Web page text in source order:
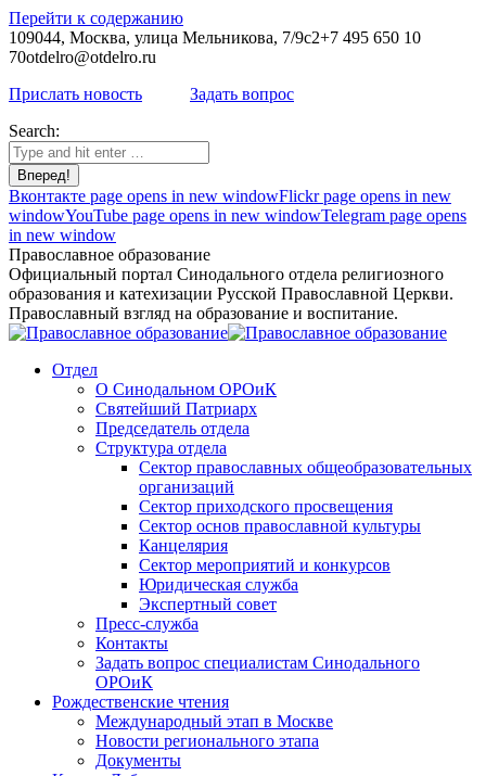
Перейти к содержанию
109044, Москва, улица Мельникова, 7/9с2+7 495 650 10
70otdelro@otdelro.ru
Прислать новость
Задать вопрос
Search:
Вконтакте page opens in new windowFlickr page opens in new
windowYouTube page opens in new windowTelegram page opens
in new window
Православное образование
Официальный портал Синодального отдела религиозного
образования и катехизации Русской Православной Церкви.
Православный взгляд на образование и воспитание.
Отдел
О Синодальном ОРОиК
Святейший Патриарх
Председатель отдела
Структура отдела
Сектор православных общеобразовательных
организаций
Сектор приходского просвещения
Сектор основ православной культуры
Канцелярия
Сектор мероприятий и конкурсов
Юридическая служба
Экспертный совет
Пресс-служба
Контакты
Задать вопрос специалистам Синодального
ОРОиК
Рождественские чтения
Международный этап в Москве
Новости регионального этапа
Документы